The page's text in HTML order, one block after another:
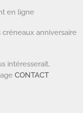
en ligne
créneaux anniversaire
intéresserait,
CONTACT